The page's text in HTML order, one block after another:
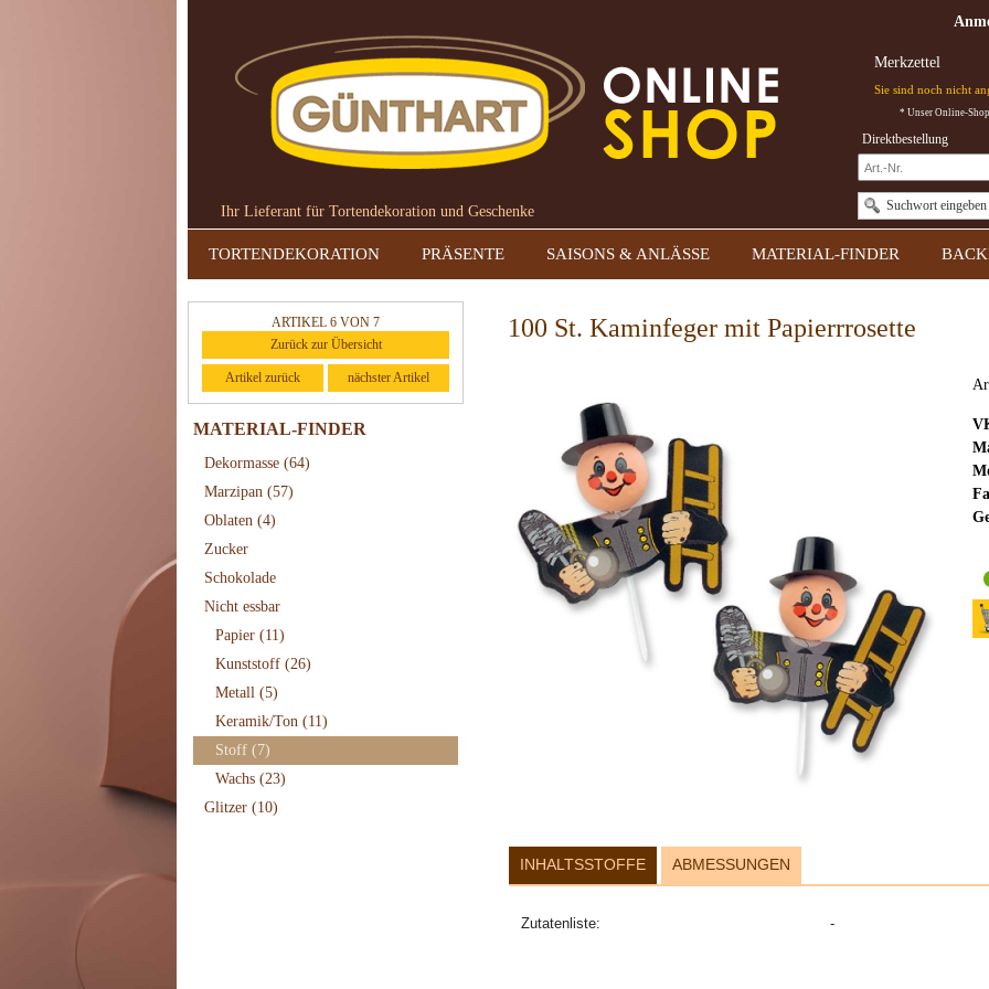
Ihr Lieferant für Tortendekoration und Geschenke
Merkzettel
Sie sind noch nicht
* Unser Online-
Suchwort eingeben
Direktbestellung
TORTENDEKORATION PRÄSENTE SAISONS & ANLÄSSE MATERIAL-FINDER
ARTIKEL 6 VON 7
Zurück zur Übersicht
Artikel zurück nächster Artikel
MATERIAL-FINDER
Dekormasse (64)
Marzipan (57)
Oblaten (4)
Zucker
Schokolade
Nicht essbar
Papier (11)
Kunststoff (26)
Metall (5)
Keramik/Ton (11)
Stoff (7)
Wachs (23)
Glitzer (10)
100 St. Kaminfeger mit Papierrrosette
INHALTSSTOFFE ABMESSUNGEN
Zutatenliste: -